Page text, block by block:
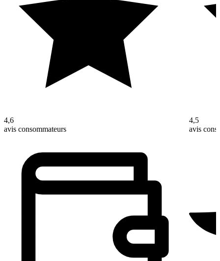
4,6
avis consommateurs
4,5
avis